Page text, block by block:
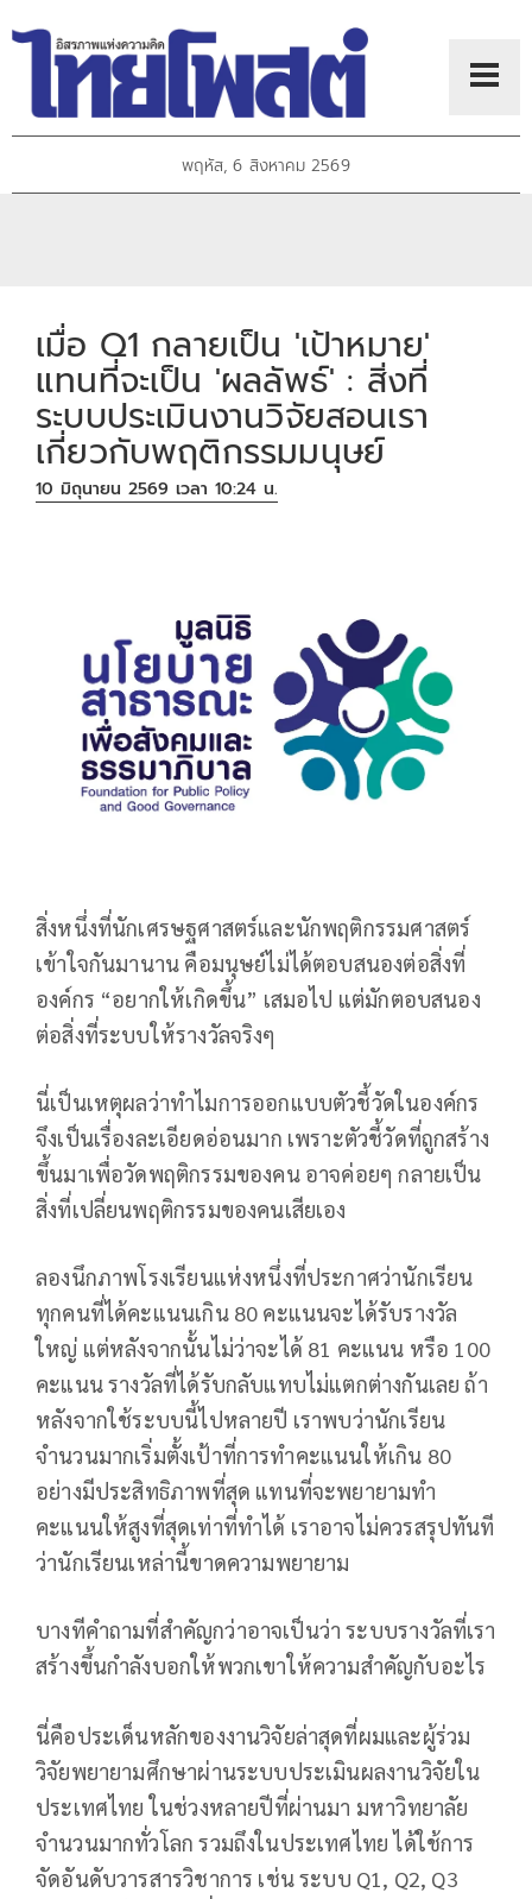
พฤหัส, 6 สิงหาคม 2569
เมื่อ Q1 กลายเป็น 'เป้าหมาย'
แทนที่จะเป็น 'ผลลัพธ์' : สิ่งที่
ระบบประเมินงานวิจัยสอนเรา
เกี่ยวกับพฤติกรรมมนุษย์
10 มิถุนายน 2569 เวลา 10:24 น.
สิ่งหนึ่งที่นักเศรษฐศาสตร์และนักพฤติกรรมศาสตร์
เข้าใจกันมานาน คือมนุษย์ไม่ได้ตอบสนองต่อสิ่งที่
องค์กร “อยากให้เกิดขึ้น” เสมอไป แต่มักตอบสนอง
ต่อสิ่งที่ระบบให้รางวัลจริงๆ
นี่เป็นเหตุผลว่าทำไมการออกแบบตัวชี้วัดในองค์กร
จึงเป็นเรื่องละเอียดอ่อนมาก เพราะตัวชี้วัดที่ถูกสร้าง
ขึ้นมาเพื่อวัดพฤติกรรมของคน อาจค่อยๆ กลายเป็น
สิ่งที่เปลี่ยนพฤติกรรมของคนเสียเอง
ลองนึกภาพโรงเรียนแห่งหนึ่งที่ประกาศว่านักเรียน
ทุกคนที่ได้คะแนนเกิน 80 คะแนนจะได้รับรางวัล
ใหญ่ แต่หลังจากนั้นไม่ว่าจะได้ 81 คะแนน หรือ 100
คะแนน รางวัลที่ได้รับกลับแทบไม่แตกต่างกันเลย ถ้า
หลังจากใช้ระบบนี้ไปหลายปี เราพบว่านักเรียน
จำนวนมากเริ่มตั้งเป้าที่การทำคะแนนให้เกิน 80
อย่างมีประสิทธิภาพที่สุด แทนที่จะพยายามทำ
คะแนนให้สูงที่สุดเท่าที่ทำได้ เราอาจไม่ควรสรุปทันที
ว่านักเรียนเหล่านี้ขาดความพยายาม
บางทีคำถามที่สำคัญกว่าอาจเป็นว่า ระบบรางวัลที่เรา
สร้างขึ้นกำลังบอกให้พวกเขาให้ความสำคัญกับอะไร
นี่คือประเด็นหลักของงานวิจัยล่าสุดที่ผมและผู้ร่วม
วิจัยพยายามศึกษาผ่านระบบประเมินผลงานวิจัยใน
ประเทศไทย ในช่วงหลายปีที่ผ่านมา มหาวิทยาลัย
จำนวนมากทั่วโลก รวมถึงในประเทศไทย ได้ใช้การ
จัดอันดับวารสารวิชาการ เช่น ระบบ Q1, Q2, Q3